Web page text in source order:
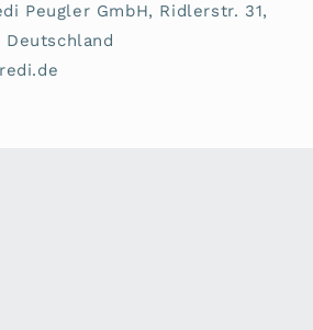
Peugler GmbH, Ridlerstr. 31,
Deutschland